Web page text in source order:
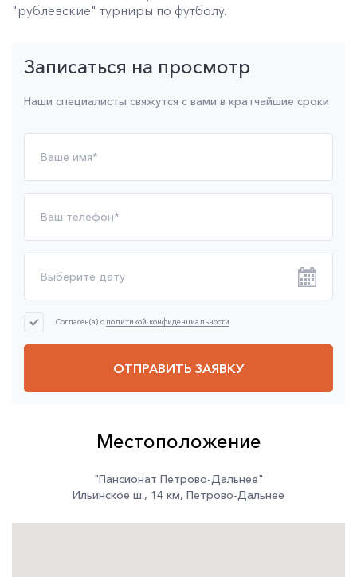
"рублевские" турниры по футболу.
Записаться на просмотр
Наши специалисты свяжутся с вами в кратчайшие сроки
Согласен(а) с политикой конфиденциальности
ОТПРАВИТЬ ЗАЯВКУ
Местоположение
"Пансионат Петрово-Дальнее"
Ильинское ш., 14 км, Петрово-Дальнее